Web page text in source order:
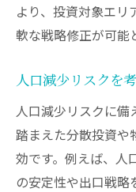
より、投資対象エリ
軟な戦略修正が可能
人口減少リスクを
人口減少リスクに備
踏まえた分散投資や
効です。例えば、人
の安定性や出口戦略